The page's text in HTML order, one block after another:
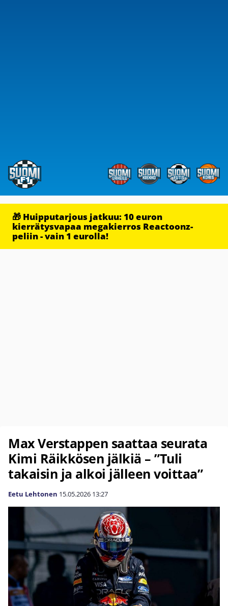
🎁 Huipputarjous jatkuu: 10 euron
kierrätysvapaa megakierros Reactoonz-
peliin - vain 1 eurolla!
Max Verstappen saattaa seurata
Kimi Räikkösen jälkiä – ”Tuli
takaisin ja alkoi jälleen voittaa”
Eetu Lehtonen 15.05.2026 13:27